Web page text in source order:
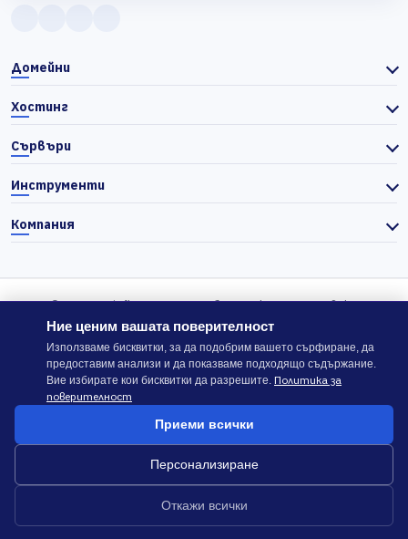
Домейни
Хостинг
Сървъри
Инструменти
Компания
© 2026 Actiefhost. Съгласно българското търговско
законодателство цените в сайта се показват без ДДС, а ДДС се
изчислява отделно при завършване на поръчката, когато е
приложимо.
ACTIEFHOST LTD,
Докладване на злоупотреба
Ние ценим вашата поверителност
Използваме бисквитки, за да подобрим вашето сърфиране, да
предоставим анализи и да показваме подходящо съдържание.
Вие избирате кои бисквитки да разрешите. Политика за
поверителност
Приеми всички
Персонализиране
Откажи всички